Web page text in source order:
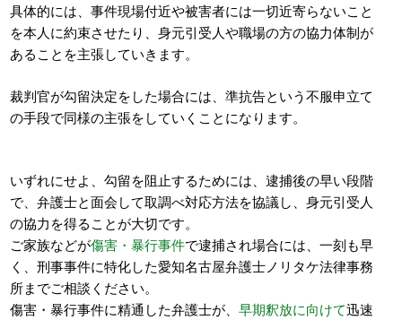
具体的には、事件現場付近や被害者には一切近寄らないこと
を本人に約束させたり、身元引受人や職場の方の協力体制が
あることを主張していきます。
裁判官が勾留決定をした場合には、準抗告という不服申立て
の手段で同様の主張をしていくことになります。
いずれにせよ、勾留を阻止するためには、逮捕後の早い段階
で、弁護士と面会して取調べ対応方法を協議し、身元引受人
の協力を得ることが大切です。
ご家族などが傷害・暴行事件で逮捕され場合には、一刻も早
く、刑事事件に特化した愛知名古屋弁護士ノリタケ法律事務
所までご相談ください。
傷害・暴行事件に精通した弁護士が、早期釈放に向けて迅速